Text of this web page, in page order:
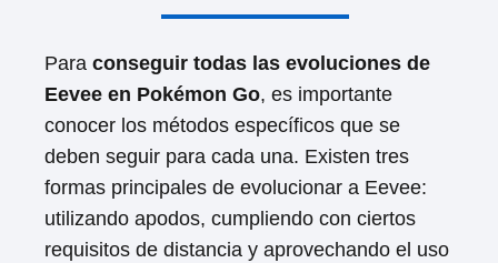
Para conseguir todas las evoluciones de
Eevee en Pokémon Go, es importante
conocer los métodos específicos que se
deben seguir para cada una. Existen tres
formas principales de evolucionar a Eevee:
utilizando apodos, cumpliendo con ciertos
requisitos de distancia y aprovechando el uso